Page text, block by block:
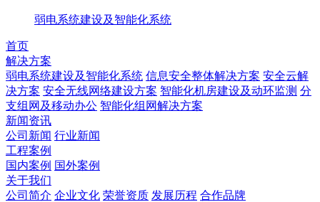
弱电系统建设及智能化系统
首页
解决方案
弱电系统建设及智能化系统 信息安全整体解决方案 安全云解
决方案 安全无线网络建设方案 智能化机房建设及动环监测 分
支组网及移动办公 智能化组网解决方案
新闻资讯
公司新闻 行业新闻
工程案例
国内案例 国外案例
关于我们
公司简介 企业文化 荣誉资质 发展历程 合作品牌